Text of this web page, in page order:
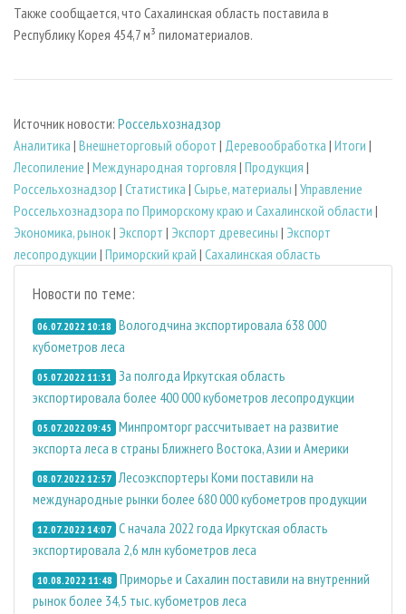
Также сообщается, что Сахалинская область поставила в
Республику Корея 454,7 м³ пиломатериалов.
Источник новости: Россельхознадзор
Аналитика | Внешнеторговый оборот | Деревообработка | Итоги |
Лесопиление | Международная торговля | Продукция |
Россельхознадзор | Статистика | Сырье, материалы | Управление
Россельхознадзора по Приморскому краю и Сахалинской области |
Экономика, рынок| Экспорт | Экспорт древесины | Экспорт
лесопродукции | Приморский край | Сахалинская область
Новости по теме:
06.07.2022 10:18 Вологодчина экспортировала 638 000
кубометров леса
05.07.2022 11:31 За полгода Иркутская область
экспортировала более 400 000 кубометров лесопродукции
05.07.2022 09:45 Минпромторг рассчитывает на развитие
экспорта леса в страны Ближнего Востока, Азии и Америки
08.07.2022 12:57 Лесоэкспортеры Коми поставили на
международные рынки более 680 000 кубометров продукции
12.07.2022 14:07 С начала 2022 года Иркутская область
экспортировала 2,6 млн кубометров леса
10.08.2022 11:48 Приморье и Сахалин поставили на внутренний
рынок более 34,5 тыс. кубометров леса